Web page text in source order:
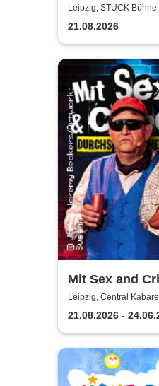
Zumindest die
Leipzig, STUCK Bühne
21.08.2026
Mit Sex and
Altersheim -
Kabarett
Leipzig, Central
21.08.2026 -